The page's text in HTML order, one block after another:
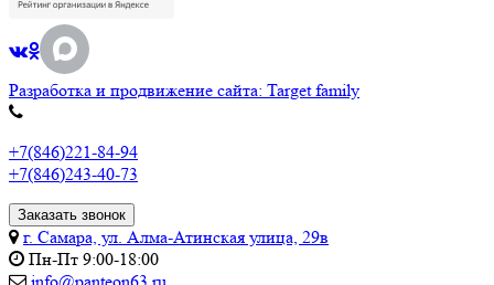
Разработка и продвижение сайта: Target family
+7(846)221-84-94
+7(846)243-40-73
Заказать звонок
г. Самара, ул. Алма-Атинская улица, 29в
Пн-Пт 9:00-18:00